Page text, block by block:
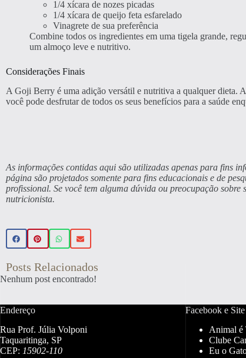
1/4 xícara de nozes picadas
1/4 xícara de queijo feta esfarelado
Vinagrete de sua preferência
Combine todos os ingredientes em uma tigela grande,
um almoço leve e nutritivo.
Considerações Finais
A Goji Berry é uma adição versátil e nutritiva a qualquer dieta.
você pode desfrutar de todos os seus benefícios para a saúde
As informações contidas aqui são utilizadas apenas para fins
página são projetados somente para fins educacionais e de
profissional. Se você tem alguma dúvida ou preocupação
nutricionista.
Posts Relacionados
Nenhum post encontrado!
Endereço
Rua Prof. Júlia Volponi
Taquaritinga, SP
CEP: 15902-110
Facebook e Site
Animal é
Clube
Eu o